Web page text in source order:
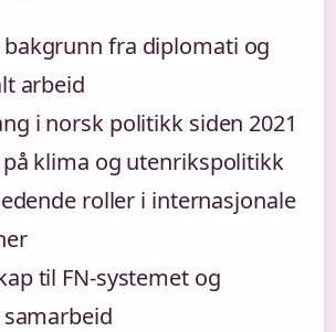
fra diplomati og
arbeid
i norsk politikk siden 2021
klima og utenrikspolitikk
roller i internasjonale
til FN-systemet og